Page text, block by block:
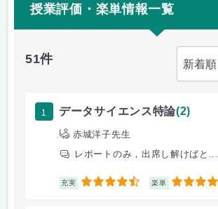
授業評価・楽単情報一覧
51件
1 データサイエンス特論(2)
赤城洋子先生
レポートのみ，出席し解けばと...
充実 4.5 楽単 4.5